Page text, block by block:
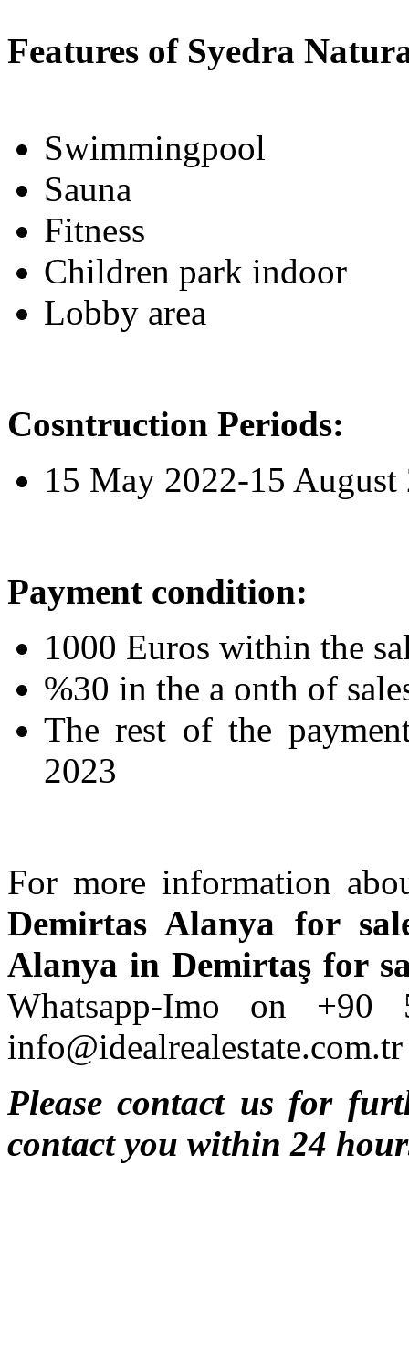
Features of Syedra
Swimmingpool
Sauna
Fitness
Children park indoor
Lobby area
Cosntruction Periods:
15 May 2022-15 August
Payment condition:
1000 Euros within the
%30 in the a onth of
The rest of the
2023
For more information
Demirtas Alanya for
Alanya in Demirtaş for
Whatsapp-Imo on
info@idealrealestate.com.tr
Please contact us for
contact you within 24